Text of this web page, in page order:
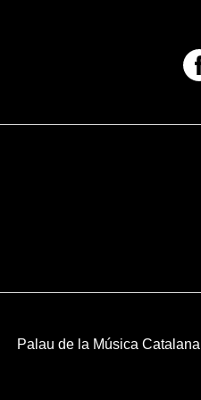
Palau de la Música Catalana